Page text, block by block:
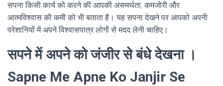
सपना किसी कार्य को करने की आपकी असमर्थता, कमजोरी और
आत्मविश्वास की कमी को भी बताता है। यह सपना देखने पर आपको अपनी
परेशानियों में अपने विश्वासपात्र लोगों से मदद लेनी चाहिए।
सपने में अपने को जंजीर से बंधे देखना ।
Sapne Me Apne Ko Janjir Se